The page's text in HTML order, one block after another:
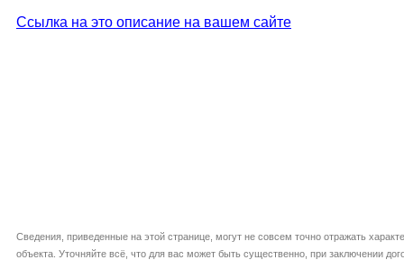
Ссылка на это описание на вашем сайте
Сведения, приведенные на этой странице, могут не совсем точно отражать
объекта. Уточняйте всё, что для вас может быть существенно, при заключении